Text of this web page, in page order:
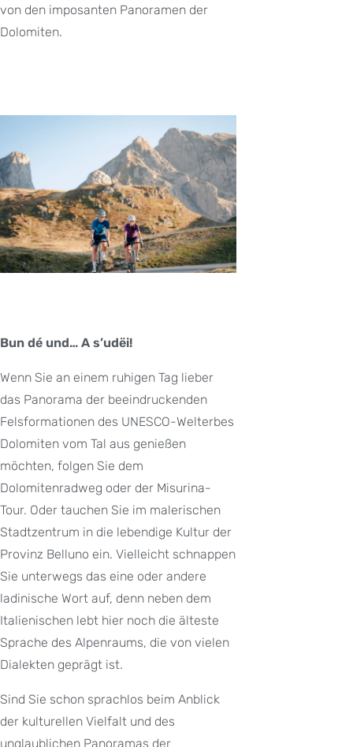
von den imposanten Panoramen der
Dolomiten.
Bun dé und… A s’udëi!
Wenn Sie an einem ruhigen Tag lieber
das Panorama der beeindruckenden
Felsformationen des UNESCO-Welterbes
Dolomiten vom Tal aus genießen
möchten, folgen Sie dem
Dolomitenradweg oder der Misurina-
Tour. Oder tauchen Sie im malerischen
Stadtzentrum in die lebendige Kultur der
Provinz Belluno ein. Vielleicht schnappen
Sie unterwegs das eine oder andere
ladinische Wort auf, denn neben dem
Italienischen lebt hier noch die älteste
Sprache des Alpenraums, die von vielen
Dialekten geprägt ist.
Sind Sie schon sprachlos beim Anblick
der kulturellen Vielfalt und des
unglaublichen Panoramas der